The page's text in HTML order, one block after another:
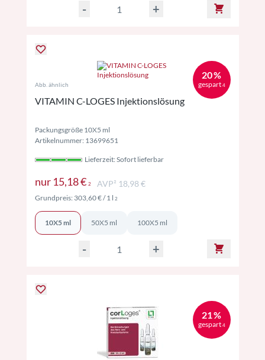
- +
20 %
gespart 4
Abb. ähnlich
VITAMIN C-LOGES Injektionslösung
Packungsgröße 10X5 ml
Artikelnummer: 13699651
Lieferzeit: Sofort lieferbar
nur 15,18 € 2Preise inkl. MwSt. ggf. zzgl. Versand
AVP² 18,98 €
Grundpreis: 303,60 €/ 1 l 2Preise inkl. MwSt. ggf. zzgl. Versand
10X5 ml 50X5 ml 100X5 ml
- +
21 %
gespart 4